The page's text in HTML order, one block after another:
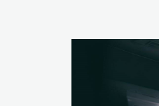
تدفق هواء
مما يؤدي
فحص دوري